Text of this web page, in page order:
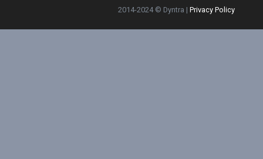
2014-2024 © Dyntra | Privacy Policy